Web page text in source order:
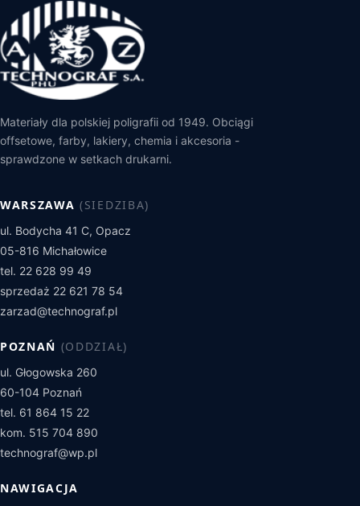
Materiały dla polskiej poligrafii od 1949. Obciągi
offsetowe, farby, lakiery, chemia i akcesoria -
sprawdzone w setkach drukarni.
WARSZAWA(SIEDZIBA)
ul. Bodycha 41 C, Opacz
05-816 Michałowice
tel. 22 628 99 49
sprzedaż 22 621 78 54
zarzad@technograf.pl
POZNAŃ (ODDZIAŁ)
ul. Głogowska 260
60-104 Poznań
tel. 61 864 15 22
kom. 515 704 890
technograf@wp.pl
NAWIGACJA